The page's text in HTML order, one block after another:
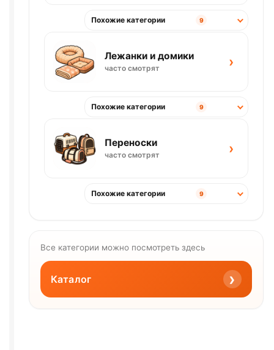
Похожие категории 9
Лежанки и домики
часто смотрят ›
Похожие категории 9
Переноски
часто смотрят ›
Похожие категории 9
Все категории можно посмотреть здесь
Каталог ›